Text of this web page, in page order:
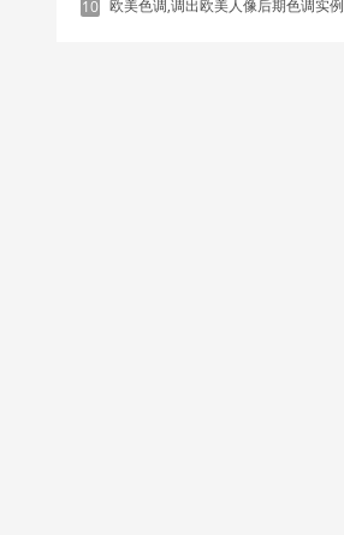
10 欧美色调,调出欧美人像后期色调实例